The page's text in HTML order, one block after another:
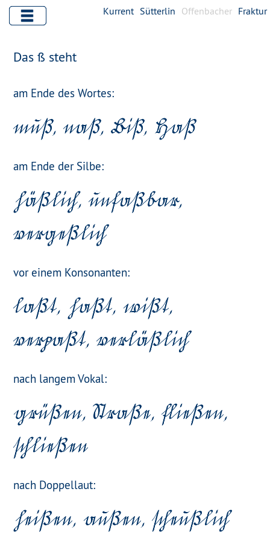
Kurrent Sütterlin Offenbacher Fraktur
Das ß steht
am Ende des Wortes:
am Ende der Silbe:
vor einem Konsonanten:
nach langem Vokal:
nach Doppellaut: